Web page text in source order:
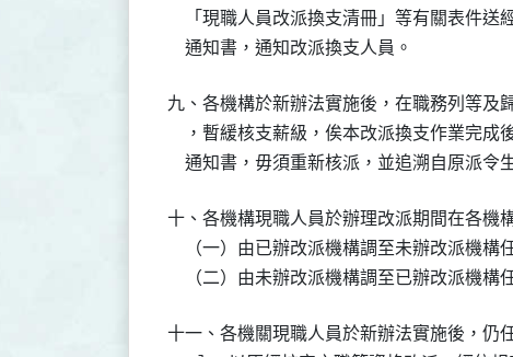
「現職人員改派換支清冊」等有關表件
    通知書，通知改派換支人員。
九、各機構於新辦法實施後，在職務列等及
，暫緩核支薪級，俟本改派換支作業完
十、各機構現職人員於辦理改派期間在各機
（一）由已辦改派機構調至未辦改派機構
（二）由未辦改派機構調至已辦改派機
十一、各機關現職人員於新辦法實施後，仍